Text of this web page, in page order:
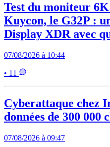
Test du moniteur 6K
Kuycon, le G32P :
Display XDR avec
07/08/2026 à 10:44
• 11
Cyberattaque chez
données de 300 000
07/08/2026 à 09:47